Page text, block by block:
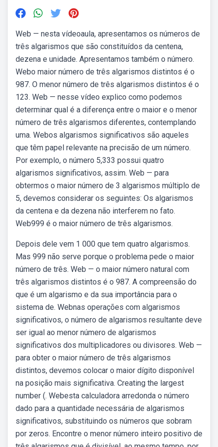
Web — nesta vídeoaula, apresentamos os números de
três algarismos que são constituídos da centena,
dezena e unidade. Apresentamos também o número.
Webo maior número de três algarismos distintos é o
987. O menor número de três algarismos distintos é o
123. Web — nesse vídeo explico como podemos
determinar qual é a diferença entre o maior e o menor
número de três algarismos diferentes, contemplando
uma. Webos algarismos significativos são aqueles
que têm papel relevante na precisão de um número.
Por exemplo, o número 5,333 possui quatro
algarismos significativos, assim. Web — para
obtermos o maior número de 3 algarismos múltiplo de
5, devemos considerar os seguintes: Os algarismos
da centena e da dezena não interferem no fato.
Web999 é o maior número de três algarismos.
Depois dele vem 1 000 que tem quatro algarismos.
Mas 999 não serve porque o problema pede o maior
número de três. Web — o maior número natural com
três algarismos distintos é o 987. A compreensão do
que é um algarismo e da sua importância para o
sistema de. Webnas operações com algarismos
significativos, o número de algarismos resultante deve
ser igual ao menor número de algarismos
significativos dos multiplicadores ou divisores. Web —
para obter o maior número de três algarismos
distintos, devemos colocar o maior dígito disponível
na posição mais significativa. Creating the largest
number (. Webesta calculadora arredonda o número
dado para a quantidade necessária de algarismos
significativos, substituindo os números que sobram
por zeros. Encontre o menor número inteiro positivo de